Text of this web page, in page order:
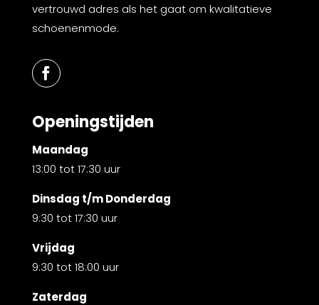
vertrouwd adres als het gaat om kwalitatieve
schoenenmode.
Openingstijden
Maandag
13:00 tot 17:30 uur
Dinsdag t/m Donderdag
9:30 tot 17:30 uur
Vrijdag
9:30 tot 18:00 uur
Zaterdag